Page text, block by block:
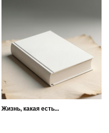
Жизнь, какая есть...